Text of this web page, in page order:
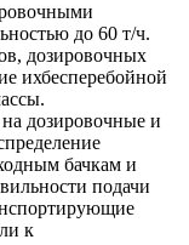
до 60 т/ч.
дозировочных
ихбесперебойной
дозировочные и
бачкам и
подачи
к